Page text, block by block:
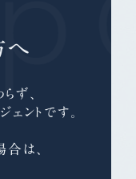
へ
ず、
ントです。
は、